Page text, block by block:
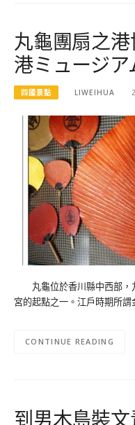
丸龜團扇之
港ミュージア
四國景點 LIWEIHUA
丸龜位於香川縣中西部，
宮的起點之一。江戶時期所
CONTINUE READING
到男木島裝文